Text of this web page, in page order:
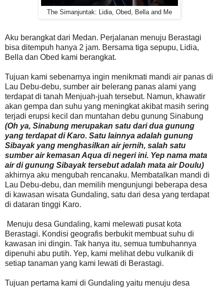
The Simanjuntak: Lidia, Obed, Bella and Me
Aku berangkat dari Medan. Perjalanan menuju Berastagi
bisa ditempuh hanya 2 jam. Bersama tiga sepupu, Lidia,
Bella dan Obed kami berangkat.
Tujuan kami sebenarnya ingin menikmati mandi air panas di
Lau Debu-debu, sumber air belerang panas alami yang
terdapat di tanah Menjuah-juah tersebut. Namun, khawatir
akan gempa dan suhu yang meningkat akibat masih sering
terjadi erupsi kecil dan muntahan debu gunung Sinabung
(Oh ya, Sinabung merupakan satu dari dua gunung
yang terdapat di Karo. Satu lainnya adalah gunung
Sibayak yang menghasilkan air jernih, salah satu
sumber air kemasan Aqua di negeri ini. Yep nama mata
air di gunung Sibayak tersebut adalah mata air Doulu)
akhirnya aku mengubah rencanaku. Membatalkan mandi di
Lau Debu-debu, dan memilih mengunjungi beberapa desa
di kawasan wisata Gundaling, satu dari desa yang terdapat
di dataran tinggi Karo.
Menuju desa Gundaling, kami melewati pusat kota
Berastagi. Kondisi geografis berbukit membuat suhu di
kawasan ini dingin. Tak hanya itu, semua tumbuhannya
dipenuhi abu putih. Yep, kami melihat debu vulkanik di
setiap tanaman yang kami lewati di Berastagi.
Tujuan pertama kami di Gundaling yaitu menuju desa